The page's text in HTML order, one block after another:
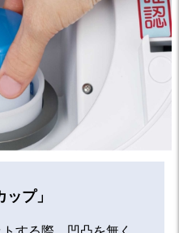
プ」